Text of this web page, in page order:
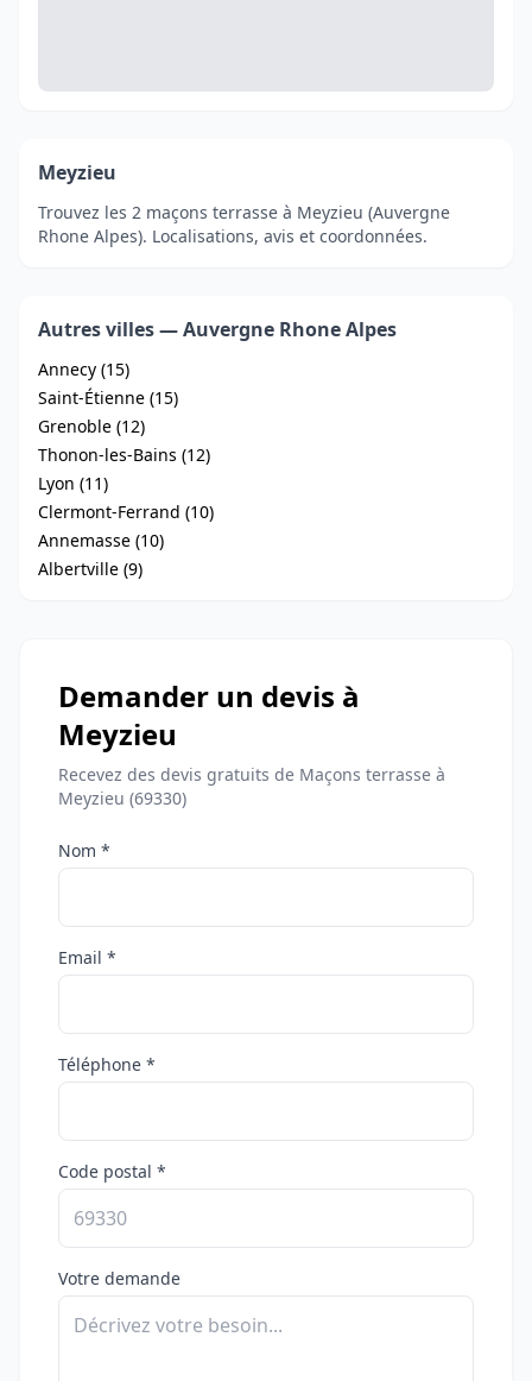
Meyzieu
Trouvez les 2 maçons terrasse à Meyzieu (Auvergne
Rhone Alpes). Localisations, avis et coordonnées.
Autres villes — Auvergne Rhone Alpes
Annecy (15)
Saint-Étienne (15)
Grenoble (12)
Thonon-les-Bains (12)
Lyon (11)
Clermont-Ferrand (10)
Annemasse (10)
Albertville (9)
Demander un devis à
Meyzieu
Recevez des devis gratuits de Maçons terrasse à
Meyzieu (69330)
Nom *
Email *
Téléphone *
Code postal *
Votre demande